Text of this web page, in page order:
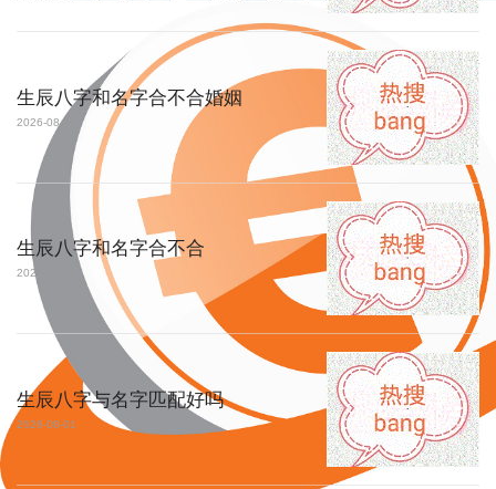
生辰八字和名字合不合婚姻
2026-08-01
生辰八字和名字合不合
2026-08-01
生辰八字与名字匹配好吗
2026-08-01